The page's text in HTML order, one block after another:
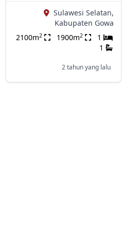
Sulawesi Selatan,
Kabupaten Gowa
2100m2 1900m2
1
1
2 tahun yang lalu